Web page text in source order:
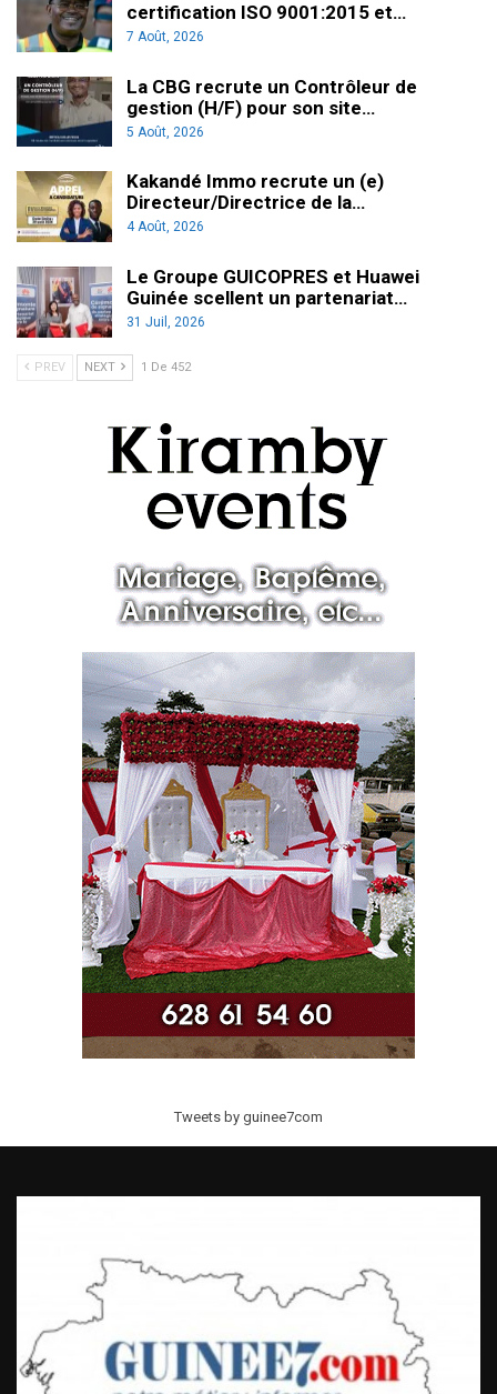
certification ISO 9001:2015 et…
7 Août, 2026
La CBG recrute un Contrôleur de
gestion (H/F) pour son site…
5 Août, 2026
Kakandé Immo recrute un (e)
Directeur/Directrice de la…
4 Août, 2026
Le Groupe GUICOPRES et Huawei
Guinée scellent un partenariat…
31 Juil, 2026
PREV NEXT 1 De 452
Tweets by guinee7com